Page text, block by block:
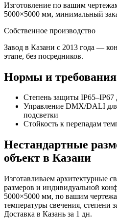
Изготовление по вашим
5000×5000 мм, минимальный
Собственное производство
Завод в Казани с 2013 года —
этапе, без посредников.
Нормы и требования
Степень защиты
Управление DMX/DALI
подсветки
Стойкость к перепадам
Нестандартные
объект в Казани
Изготавливаем архитектурные
размеров и индивидуальной
5000×5000 мм, по вашим
температуры свечения, степени
Доставка в Казань за 1 дн.